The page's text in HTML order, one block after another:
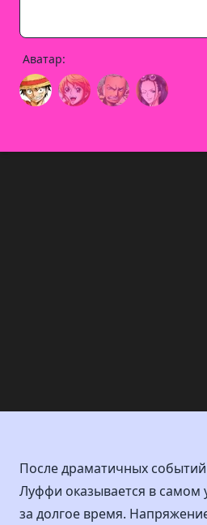
Аватар:
После драматичных
Луффи оказывается в
за долгое время.